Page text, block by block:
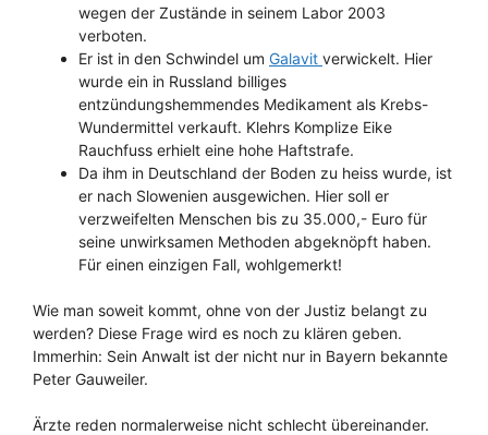
wegen der Zustände in seinem Labor 2003
verboten.
Er ist in den Schwindel um Galavit verwickelt. Hier
wurde ein in Russland billiges
entzündungshemmendes Medikament als Krebs-
Wundermittel verkauft. Klehrs Komplize Eike
Rauchfuss erhielt eine hohe Haftstrafe.
Da ihm in Deutschland der Boden zu heiss wurde, ist
er nach Slowenien ausgewichen. Hier soll er
verzweifelten Menschen bis zu 35.000,- Euro für
seine unwirksamen Methoden abgeknöpft haben.
Für einen einzigen Fall, wohlgemerkt!
Wie man soweit kommt, ohne von der Justiz belangt zu
werden? Diese Frage wird es noch zu klären geben.
Immerhin: Sein Anwalt ist der nicht nur in Bayern bekannte
Peter Gauweiler.
Ärzte reden normalerweise nicht schlecht übereinander.